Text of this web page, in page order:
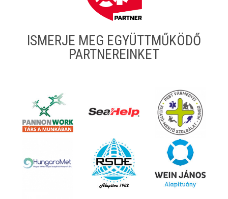
ISMERJE MEG EGYÜTTMŰKÖDŐ
PARTNEREINKET